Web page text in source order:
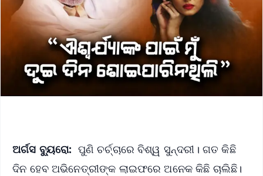
ଅର୍ଗସ ବ୍ୟୁରୋ: ପୁଣି ଚର୍ଚ୍ଚାରେ ବିଶ୍ୱ ସୁନ୍ଦରୀ। ଗତ କିଛି
ଦିନ ହେବ ଅଭିନେତ୍ରୀଙ୍କ ଲାଇଫରେ ଅନେକ କିଛି ଚାଲିଛି।